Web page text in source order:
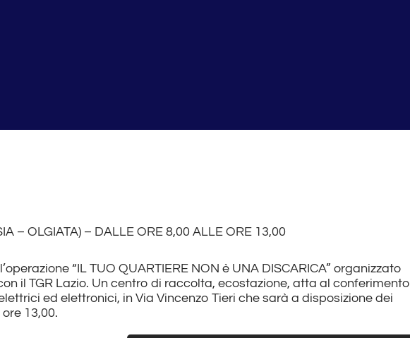
– OLGIATA) – DALLE ORE 8,00 ALLE ORE 13,00
“IL TUO QUARTIERE NON è UNA DISCARICA” organizzato
il TGR Lazio. Un centro di raccolta, ecostazione, atta al conferimento
ed elettronici, in Via Vincenzo Tieri che sarà a disposizione dei
13,00.